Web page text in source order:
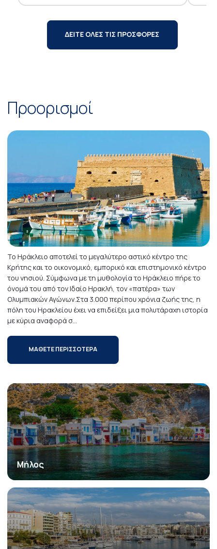
ΔΕΙΤΕ ΟΛΕΣ ΤΙΣ ΠΡΟΣΦΟΡΕΣ
Προορισμοί
Το Ηράκλειο αποτελεί το μεγαλύτερο αστικό κέντρο της
Κρήτης και το οικονομικό, εμπορικό και επιστημονικό κέντρο
του νησιού. Σύμφωνα με τη μυθολογία το Ηράκλειο πήρε το
όνομά του από τον Ιδαίο Ηρακλή, τον «πατέρα» των
Ολυμπιακών Αγώνων.Στα 3.000 περίπου χρόνια ζωής της, η
πόλη του Ηρακλείου έχει να επιδείξει μια πολυτάραχη ιστορία
με κύρια αναφορά σ...
ΜΑΘΕΤΕ ΠΕΡΙΣΣΟΤΕΡΑ
Μήλος